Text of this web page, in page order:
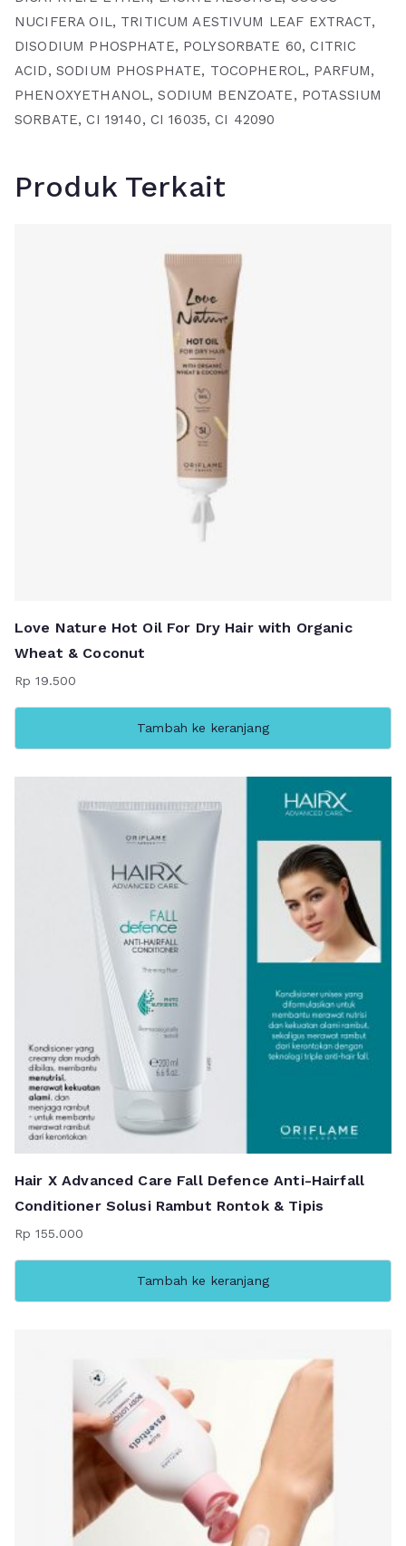
NUCIFERA OIL, TRITICUM AESTIVUM LEAF EXTRACT,
DISODIUM PHOSPHATE, POLYSORBATE 60, CITRIC
ACID, SODIUM PHOSPHATE, TOCOPHEROL, PARFUM,
PHENOXYETHANOL, SODIUM BENZOATE, POTASSIUM
SORBATE, CI 19140, CI 16035, CI 42090
Produk Terkait
Love Nature Hot Oil For Dry Hair with Organic
Wheat & Coconut
Rp 19.500
Tambah ke keranjang
Hair X Advanced Care Fall Defence Anti-Hairfall
Conditioner Solusi Rambut Rontok & Tipis
Rp 155.000
Tambah ke keranjang